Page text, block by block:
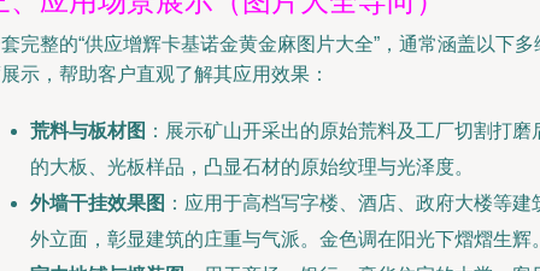
完整的“供应增辉卡基诺金黄金麻图片大全”，通常涵盖以下多
示，帮助客户直观了解其应用效果：
荒料与板材图 ：展示矿山开采出的原始荒料及工厂切割打磨
的大板、光板样品，凸显石材的原始纹理与光泽度。
外墙干挂效果图 ：应用于高档写字楼、酒店、政府大楼等建
外立面，彰显建筑的庄重与气派。金色调在阳光下熠熠生辉